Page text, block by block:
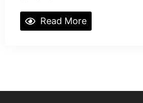
Read More